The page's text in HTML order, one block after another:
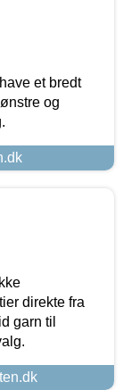
et bredt
og
direkte fra
garn til